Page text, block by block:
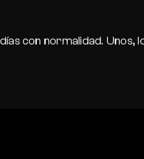
con normalidad. Unos,